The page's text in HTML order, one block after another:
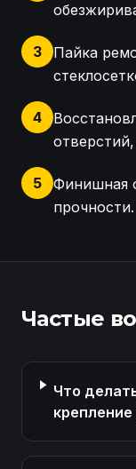
3
Пайка
4
5
Финишная
прочности.
Частые
Что